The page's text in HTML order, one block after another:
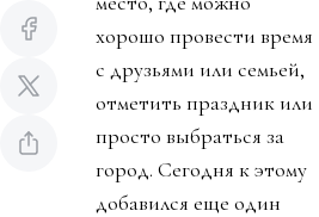
хорошо провести время
с друзьями или семьей,
отметить праздник или
просто выбраться за
город. Сегодня к этому
добавился еще один